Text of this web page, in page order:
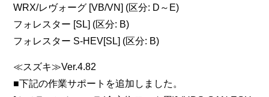
WRX/レヴォーグ [VB/VN] (区分: D～E)
フォレスター [SL] (区分: B)
フォレスター S-HEV[SL] (区分: B)
≪スズキ≫Ver.4.82
■下記の作業サポートを追加しました。